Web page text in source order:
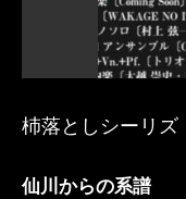
杮落としシーリズ
仙川からの系譜